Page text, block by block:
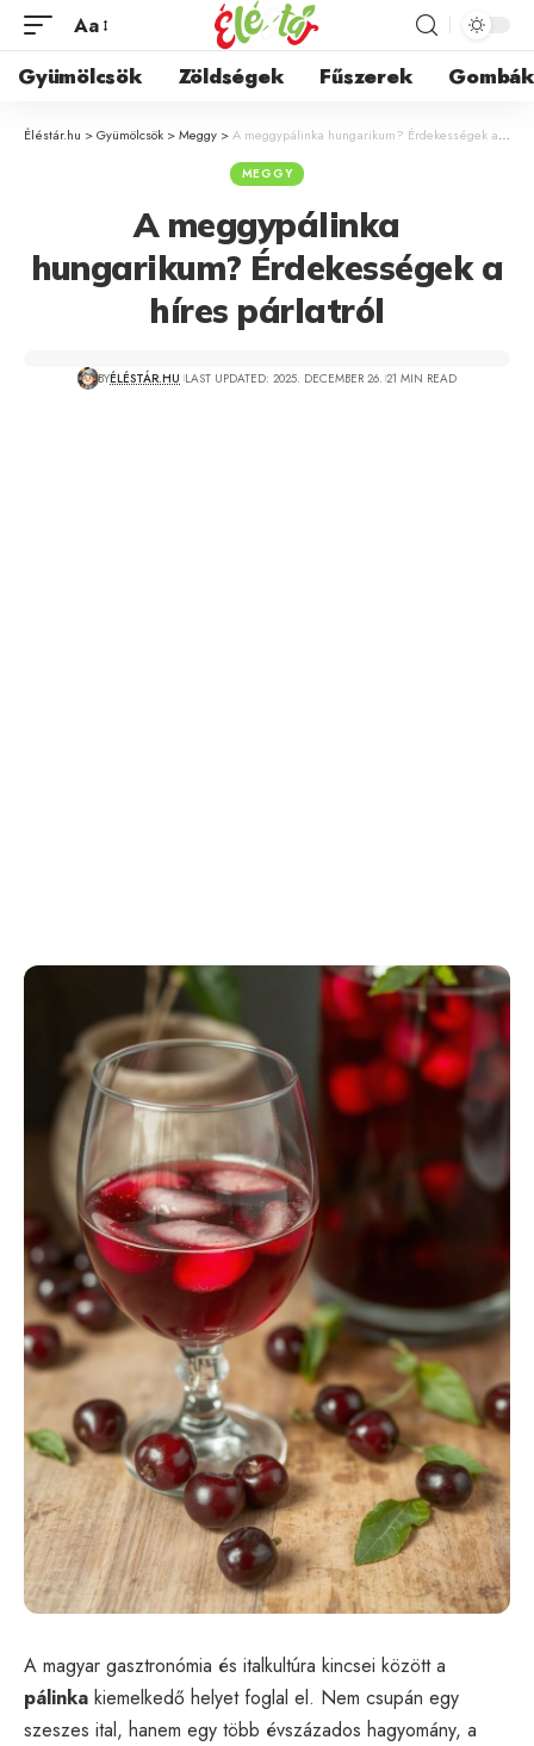
Aa
Gyümölcsök Zöldségek Fűszerek Gombák
Éléstár.hu >Gyümölcsök >Meggy >A meggypálinka hungarikum? Érdekességek a híres párlatról
MEGGY
A meggypálinka
hungarikum? Érdekességek a
híres párlatról
BYÉLÉSTÁR.HU LAST UPDATED: 2025. DECEMBER 26. 21 MIN READ
A magyar gasztronómia és italkultúra kincsei között a
pálinka kiemelkedő helyet foglal el. Nem csupán egy
szeszes ital, hanem egy több évszázados hagyomány, a